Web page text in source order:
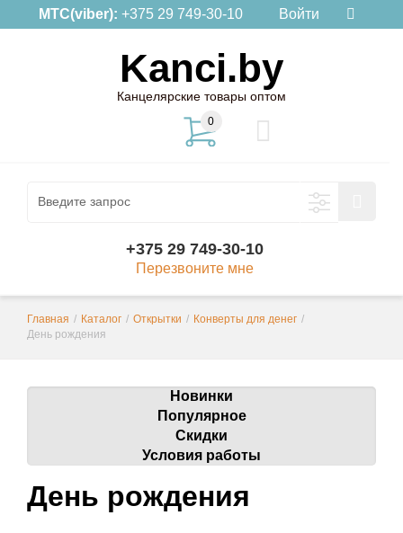
МТС(viber): +375 29 749-30-10 Войти
Kanci.by
Канцелярские товары оптом
0
+375 29 749-30-10
Перезвоните мне
Главная / Каталог / Открытки / Конверты для денег /
День рождения
Новинки
Популярное
Скидки
Условия работы
День рождения